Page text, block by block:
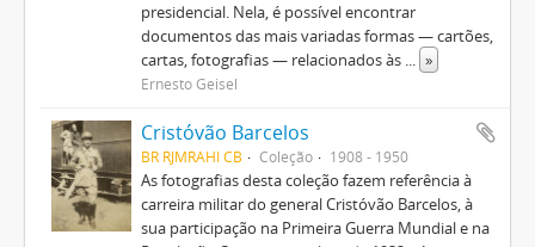
presidencial. Nela, é possível encontrar
documentos das mais variadas formas — cartões,
cartas, fotografias — relacionados às ... »
Ernesto Geisel
Cristóvão Barcelos
BR RJMRAHI CB Coleção 1908 - 1950
As fotografias desta coleção fazem referência à
carreira militar do general Cristóvão Barcelos, à
sua participação na Primeira Guerra Mundial e na